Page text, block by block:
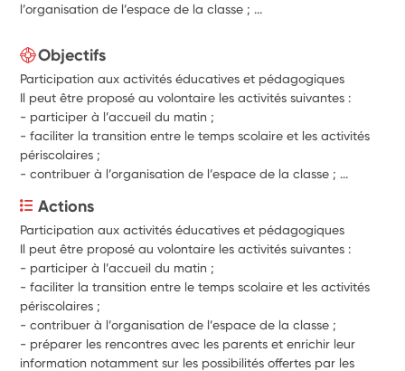
l’organisation de l’espace de la classe ; ...
Objectifs
Participation aux activités éducatives et pédagogiques
Il peut être proposé au volontaire les activités suivantes :
- participer à l’accueil du matin ;
-faciliter la transition entre le temps scolaire et les activités
périscolaires ;
-contribuer à l’organisation de l’espace de la classe ; ...
Actions
-
- faciliter la transition entre le temps scolaire et les activités
-
- préparer les rencontres avec les parents et enrichir leur
information notamment sur les possibilités offertes par les